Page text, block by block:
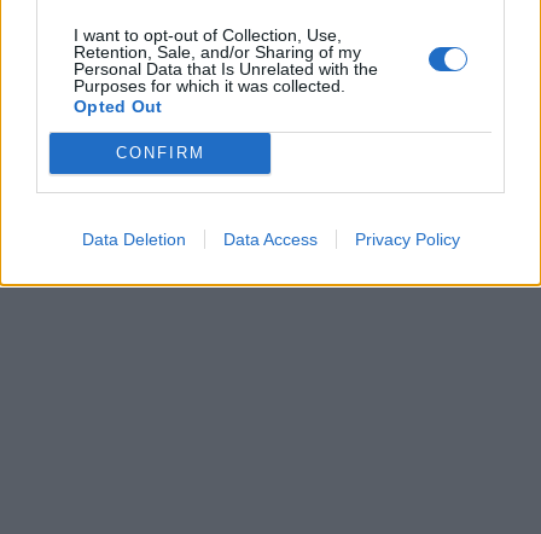
I want to opt-out of Collection, Use,
Retention, Sale, and/or Sharing of my
Personal Data that Is Unrelated with the
Purposes for which it was collected.
Opted Out
CONFIRM
Data Deletion Data Access Privacy Policy
Forum
Mali oglasi
Kdo smo
Izjava o dostopnosti
Vse pravice pridržane © 2026